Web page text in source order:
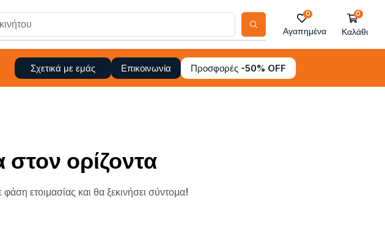
0
Αγαπημένα
0
Καλάθι
Σχετικά με εμάς Επικοινωνία Προσφορές -50% OFF
ορίζοντα
ετοιμασίας και θα ξεκινήσει σύντομα!